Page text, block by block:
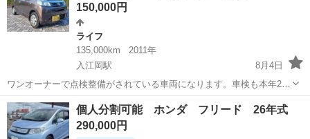
150,000円
ライフ
135,000km
2011年
入江岡駅
8月4日
ワンオーナーで点検整備がされている車両になります。車検も本年2月
にとっておりますので安心してお乗りいただけます。 タイヤも交換し
てから一年経ってません。試乗等で多少走行距離が伸びます 外装 ボン
ネットとルーフはかなり色褪...
静岡 静岡市 入江岡駅 ライフ
個人分割可能 ホンダ フリード 26年式
290,000円